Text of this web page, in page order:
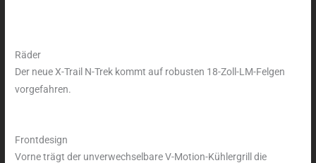
Räder
Der neue X-Trail N-Trek kommt auf robusten 18-Zoll-LM-Felgen
vorgefahren.
Frontdesign
Vorne trägt der unverwechselbare V-Motion-Kühlergrill die